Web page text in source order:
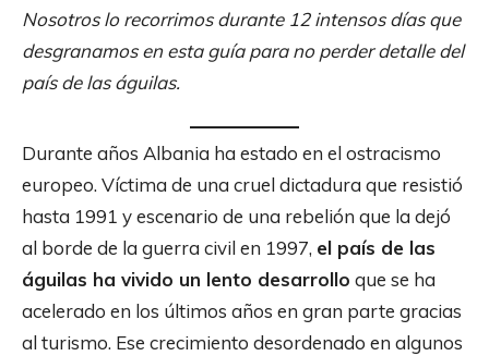
Nosotros lo recorrimos durante 12 intensos días que
desgranamos en esta guía para no perder detalle del
país de las águilas.
Durante años Albania ha estado en el ostracismo
europeo. Víctima de una cruel dictadura que resistió
hasta 1991 y escenario de una rebelión que la dejó
al borde de la guerra civil en 1997, el país de las
águilas ha vivido un lento desarrollo que se ha
acelerado en los últimos años en gran parte gracias
al turismo. Ese crecimiento desordenado en algunos